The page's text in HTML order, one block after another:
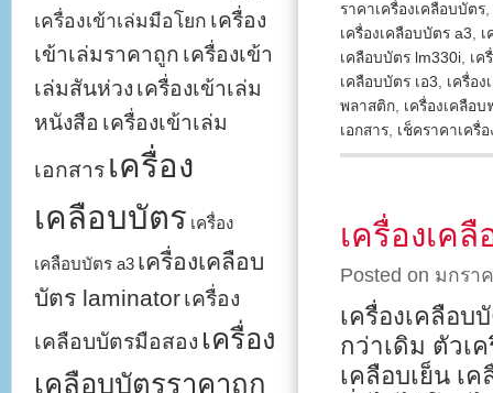
ราคาเครื่องเคลือบบัตร,
เครื่องเคลือบบัตร a3, เ
เคลือบบัตร lm330i, เค
เคลือบบัตร เอ3, เครื่อ
พลาสติก, เครื่องเคลือบ
เอกสาร, เช็คราคาเครื่
เครื่องเค
Posted on มกรา
เครื่องเคลือบ
กว่าเดิม ตัวเ
เคลือบเย็น เ
เครื่องเข้าเล่มมือโยก เครื่อง
เข้าเล่มราคาถูก เครื่องเข้า
เล่มสันห่วง เครื่องเข้าเล่ม
หนังสือ เครื่องเข้าเล่ม
เอกสาร เครื่อง
เคลือบบัตร เครื่อง
เคลือบบัตร a3 เครื่องเคลือบ
บัตร laminatorเครื่อง
เคลือบบัตรมือสอง เครื่อง
เคลือบบัตรราคาถูก